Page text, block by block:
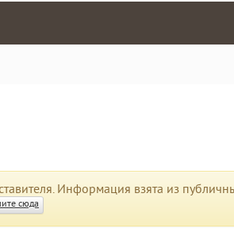
Информация взята из
сюда